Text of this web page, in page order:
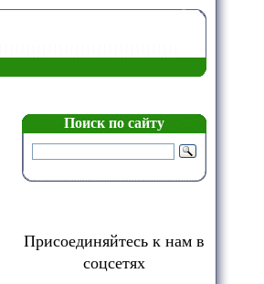
Поиск по сайту
Присоединяйтесь к нам в
соцсетях